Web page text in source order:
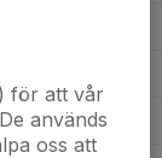
0 0
för att vår
används
oss att